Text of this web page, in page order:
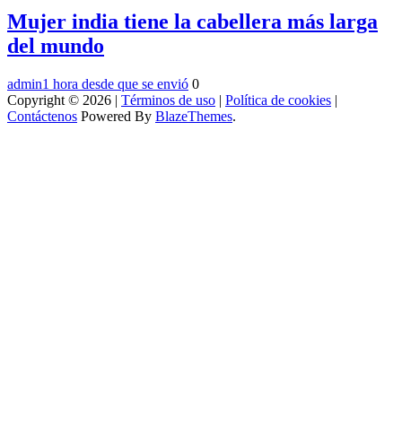
Mujer india tiene la cabellera más larga
del mundo
admin1 hora desde que se envió 0
Copyright © 2026 | Términos de uso | Política de cookies |
Contáctenos Powered By BlazeThemes.